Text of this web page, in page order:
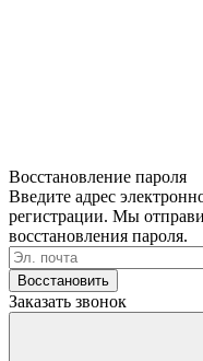
Восстановление пароля
Введите адрес
регистрации. Мы
восстановления пароля.
Восстановить
Заказать звонок